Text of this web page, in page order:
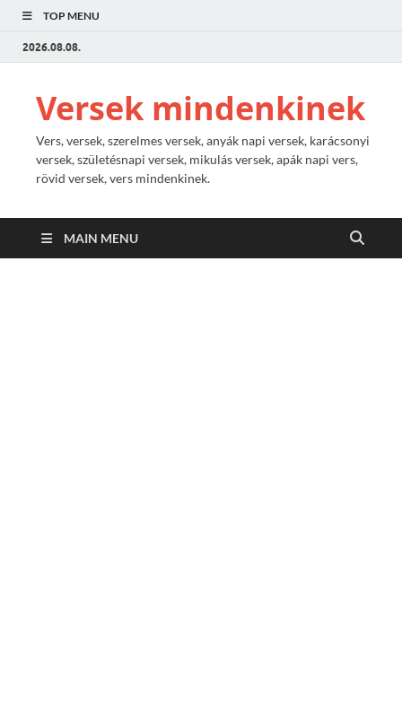
TOP MENU
2026.08.08.
Versek mindenkinek
Vers, versek, szerelmes versek, anyák napi versek, karácsonyi
versek, születésnapi versek, mikulás versek, apák napi vers,
rövid versek, vers mindenkinek.
MAIN MENU